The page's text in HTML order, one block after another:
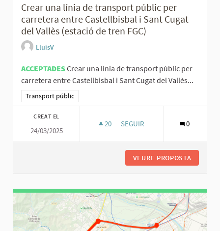
Crear una línia de transport públic per
carretera entre Castellbisbal i Sant Cugat
del Vallès (estació de tren FGC)
LluísV
ACCEPTADESCrear una línia de transport públic per
carretera entre Castellbisbal i Sant Cugat del Vallès...
Resultats al filtrar per la categoria: Transport públic
Transport públic
CREAT EL
24/03/2025
20 20 SEGUIDORES
SEGUIR 0
VEURE PROPOSTA